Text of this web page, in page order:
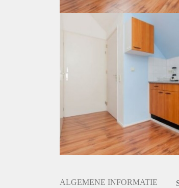
ALGEMENE INFORMATIE